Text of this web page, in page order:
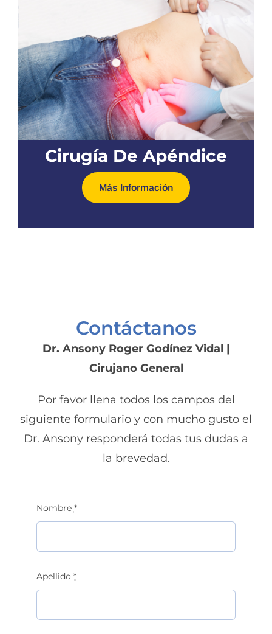
Cirugía De Apéndice
Más Información
Contáctanos
Dr. Ansony Roger Godínez Vidal |
Cirujano General
Por favor llena todos los campos del
siguiente formulario y con mucho gusto el
Dr. Ansony responderá todas tus dudas a
la brevedad.
Nombre *
Apellido *